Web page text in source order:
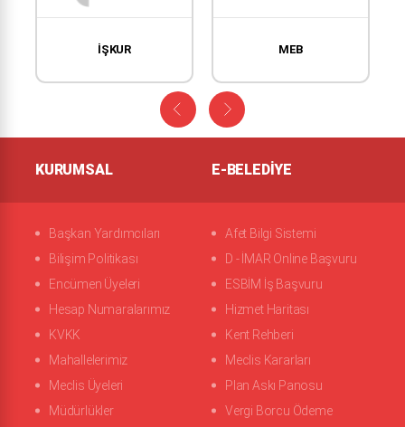
İŞKUR MEB
KURUMSAL
Başkan Yardımcıları
Bilişim Politikası
Encümen Üyeleri
Hesap Numaralarımız
KVKK
Mahallelerimiz
Meclis Üyeleri
Müdürlükler
E-BELEDIYE
Afet Bilgi Sistemi
D - İMAR Online Başvuru
ESBİM İş Başvuru
Hizmet Haritası
Kent Rehberi
Meclis Kararları
Plan Askı Panosu
Vergi Borcu Ödeme